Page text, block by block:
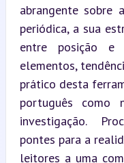
abrangente sobre
periódica, a sua
entre posição e
elementos,
prático desta
português
investigação.
pontes para a
leitores a uma